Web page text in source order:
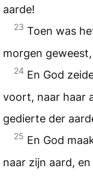
aarde!
23 Toen was
morgen
24 En God
voort, naar haar
gedierte der
25 En God
naar zijn aard,